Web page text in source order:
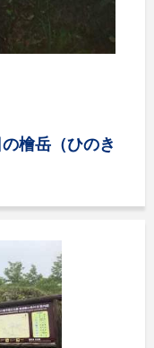
檜岳（ひのき